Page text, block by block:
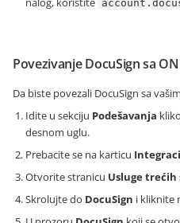
Povezivanje DocuSign sa
Da biste povezali DocuSign sa
Idite u sekciju Podešavanja
desnom uglu.
Prebacite se na karticu
Otvorite stranicu Usluge trećih
Skrolujte do DocuSign i kliknite